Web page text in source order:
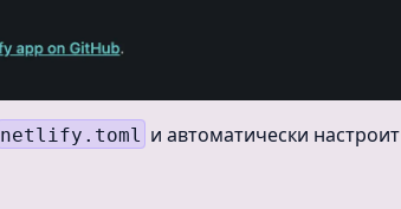
netlify.toml
и автоматически настроит